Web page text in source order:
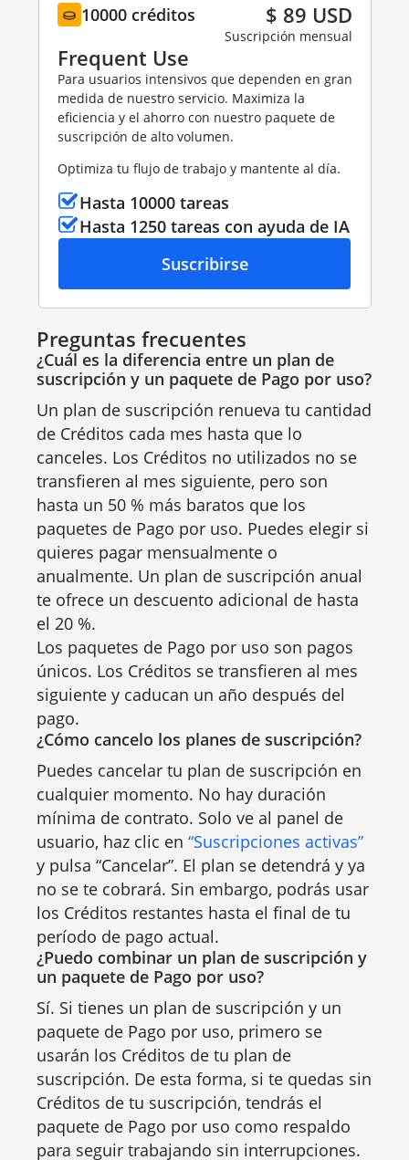
10000 créditos $ 89 USD
Suscripción mensual
Frequent Use
Para usuarios intensivos que dependen en gran
medida de nuestro servicio. Maximiza la
eficiencia y el ahorro con nuestro paquete de
suscripción de alto volumen.
Optimiza tu flujo de trabajo y mantente al día.
Hasta 10000 tareas
Hasta 1250 tareas con ayuda de IA
Suscribirse
Preguntas frecuentes
¿Cuál es la diferencia entre un plan de
suscripción y un paquete de Pago por uso?
Un plan de suscripción renueva tu cantidad
de Créditos cada mes hasta que lo
canceles. Los Créditos no utilizados no se
transfieren al mes siguiente, pero son
hasta un 50 % más baratos que los
paquetes de Pago por uso. Puedes elegir si
quieres pagar mensualmente o
anualmente. Un plan de suscripción anual
te ofrece un descuento adicional de hasta
el 20 %.
Los paquetes de Pago por uso son pagos
únicos. Los Créditos se transfieren al mes
siguiente y caducan un año después del
pago.
¿Cómo cancelo los planes de suscripción?
Puedes cancelar tu plan de suscripción en
cualquier momento. No hay duración
mínima de contrato. Solo ve al panel de
usuario, haz clic en “Suscripciones activas”
y pulsa “Cancelar”. El plan se detendrá y ya
no se te cobrará. Sin embargo, podrás usar
los Créditos restantes hasta el final de tu
período de pago actual.
¿Puedo combinar un plan de suscripción y
un paquete de Pago por uso?
Sí. Si tienes un plan de suscripción y un
paquete de Pago por uso, primero se
usarán los Créditos de tu plan de
suscripción. De esta forma, si te quedas sin
Créditos de tu suscripción, tendrás el
paquete de Pago por uso como respaldo
para seguir trabajando sin interrupciones.